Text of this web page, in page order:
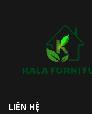
LIÊN HỆ